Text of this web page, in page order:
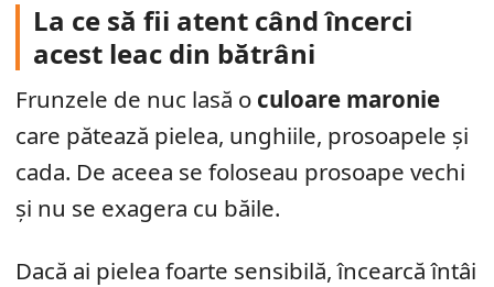
La ce să fii atent când încerci
acest leac din bătrâni
Frunzele de nuc lasă o culoare maronie
care pătează pielea, unghiile, prosoapele și
cada. De aceea se foloseau prosoape vechi
și nu se exagera cu băile.
Dacă ai pielea foarte sensibilă, încearcă întâi